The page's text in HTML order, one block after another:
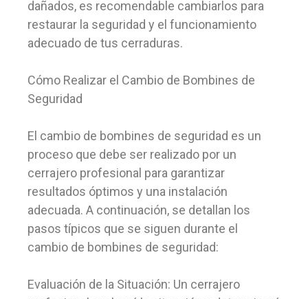
dañados, es recomendable cambiarlos para
restaurar la seguridad y el funcionamiento
adecuado de tus cerraduras.
Cómo Realizar el Cambio de Bombines de
Seguridad
El cambio de bombines de seguridad es un
proceso que debe ser realizado por un
cerrajero profesional para garantizar
resultados óptimos y una instalación
adecuada. A continuación, se detallan los
pasos típicos que se siguen durante el
cambio de bombines de seguridad:
Evaluación de la Situación: Un cerrajero